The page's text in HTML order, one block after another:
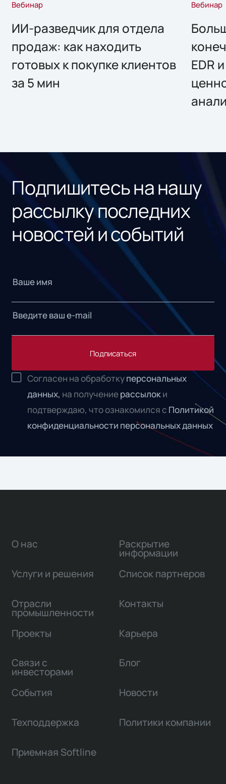
Вебинар
ИИ-разведчик для отдела
продаж: как находить
готовых к покупке клиентов
за 5 мин
Вебинар
EDR
Подпишитесь на нашу
рассылку последних
новостей и событий
Подписаться
Согласен на обработкуперсональных
данных, на получениерассылоки
подтверждаю, что ознакомился с Политикой
конфиденциальности персональных данных
О нас
Услуги и решения
Отрасли
промышленности
Проекты
Связи с
инвесторами
Раскрытие
информации
Список партнеров
Контакты
Карьера
Блог
События Новости
Техподдержка Политики компании
Приемная Softline